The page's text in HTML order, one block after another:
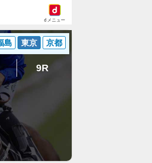
dメニュー
島 東京 京都
9R